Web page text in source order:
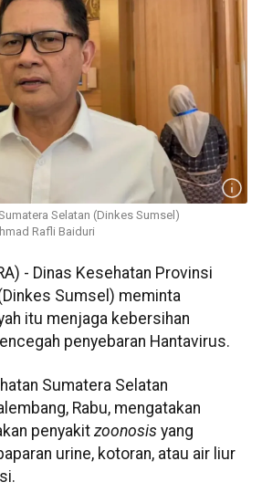
Selatan (Dinkes Sumsel)
Rafli Baiduri
- Dinas Kesehatan Provinsi
Sumsel) meminta
itu menjaga kebersihan
penyebaran Hantavirus.
Sumatera Selatan
Rabu, mengatakan
penyakit zoonosis yang
urine, kotoran, atau air liur